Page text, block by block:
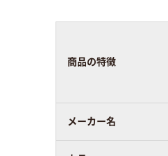
商品の特徴
メーカー名